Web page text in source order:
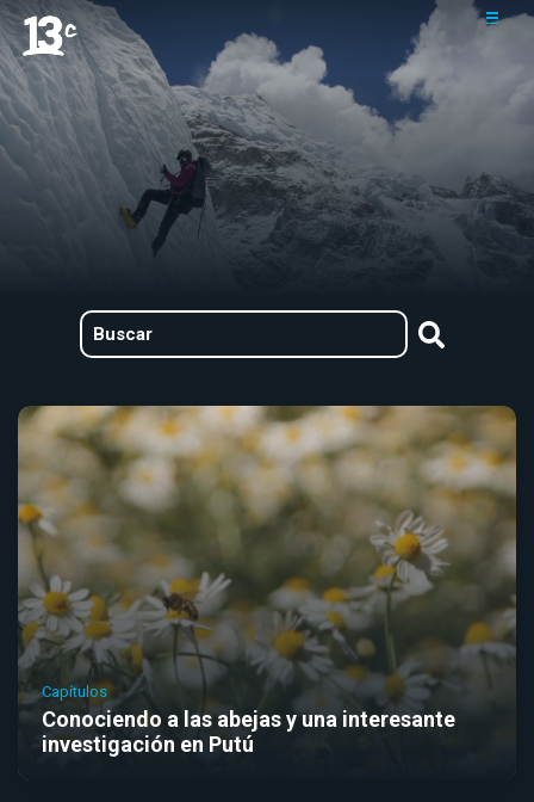
Capítulos
Conociendo a las abejas y una interesante
investigación en Putú